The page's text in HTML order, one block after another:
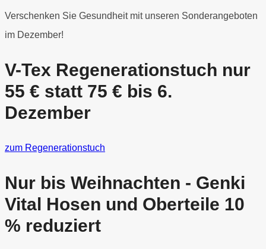
Verschenken Sie Gesundheit mit unseren Sonderangeboten
im Dezember!
V-Tex Regenerationstuch nur
55 € statt 75 € bis 6.
Dezember
zum Regenerationstuch
Nur bis Weihnachten - Genki
Vital Hosen und Oberteile 10
% reduziert